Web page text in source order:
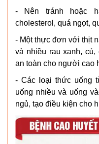
- Nên tránh hoặc
cholesterol, quá ngọt,
- Một thực đơn với thịt
và nhiều rau xanh,
an toàn cho người cao
- Các loại thức uống
uống nhiều và uống
ngủ, tạo điều kiện cho